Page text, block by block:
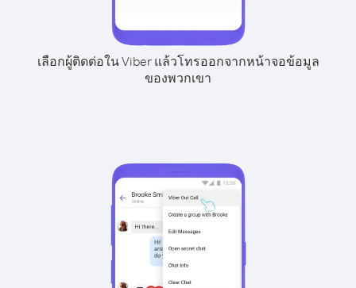
เลือกผู้ติดต่อใน Viber แล้วโทรออกจากหน้าจอข้อมูล
ของพวกเขา